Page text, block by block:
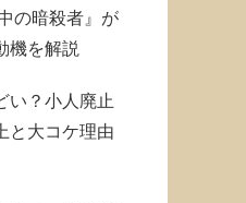
の暗殺者』が
機を解説
い？小人廃止
と大コケ理由